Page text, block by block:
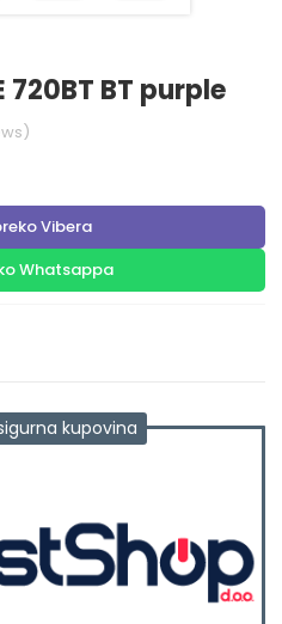
720BT BT purple
Vibera
Whatsappa
kupovina